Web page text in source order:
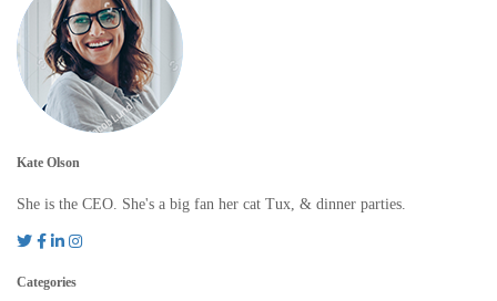
Kate Olson
She is the CEO. She's a big fan her cat Tux, & dinner parties.
Categories